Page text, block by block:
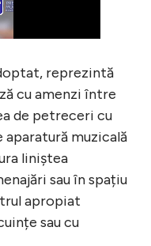
reprezintă
cu amenzi între
de petreceri cu
muzicală
liniştea
sau în spațiu
apropiat
sau cu